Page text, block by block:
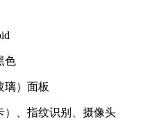
色
璃）面板
）、指纹识别、摄像头